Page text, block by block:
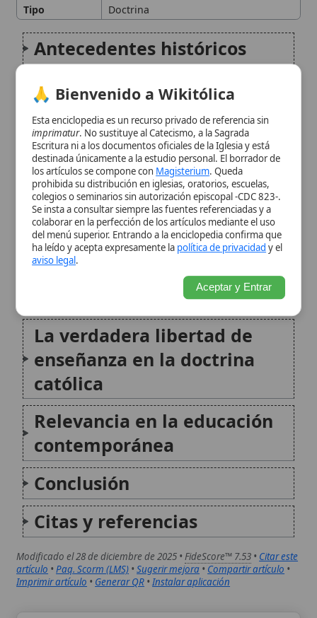
La enseñanza de León XIII en
Libertas(1888)
Illius Magistri(1929)
Otras intervenciones
magisteriales clave
La verdadera libertad de
enseñanza en la doctrina
católica
Relevancia en la educación
Conclusión
Citas y referencias
Modificado el 28 de diciembre de 2025 •
artículo•Paq. Scorm (LMS)•Sugerir mejora•Compartir artículo•
Imprimir artículo Generar QR Instalar aplicación
Errores sobre la irreconciliabilidad de la enseñanza actual con
los orígenes cristianos
Los errores sobre la irreconciliabilidad de la
enseñanza actual con los orígenes cristianos
constituyen una serie de interpretaciones erróneas
que cuestionan la continuidad doctrinal de la Iglesia
católica desde los apóstoles hasta la actualidad. Estos
equívocos, a menudo promovidos por...
Ecología integral y enseñanza social
La ecología integral es un concepto central en la
imprimatur
. No sustituye al Catecismo, a la Sagrada
Escritura ni a los documentos oficiales de la Iglesia y está
los artículos se compone con
Magisterium
. Queda
prohibida su distribución en iglesias, oratorios, escuelas,
colegios o seminarios sin autorización episcopal -CDC 823-.
colaborar en la perfección de los artículos mediante el uso
del menú superior. Entrando a la enciclopedia confirma que
aviso legal.
Aceptar y Entrar